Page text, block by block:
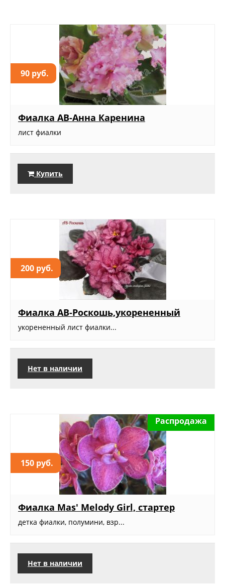
90 руб.
Фиалка АВ-Анна Каренина
лист фиалки
Купить
200 руб.
Фиалка АВ-Роскошь,укорененный
укорененный лист фиалки...
Нет в наличии
150 руб.
Распродажа
Фиалка Mas' Melody Girl, стартер
детка фиалки, полумини, взр...
Нет в наличии